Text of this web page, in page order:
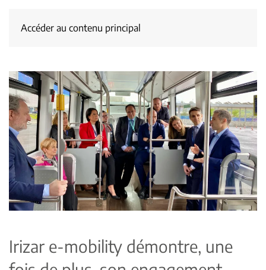
Accéder au contenu principal
Irizar e-mobility démontre, une